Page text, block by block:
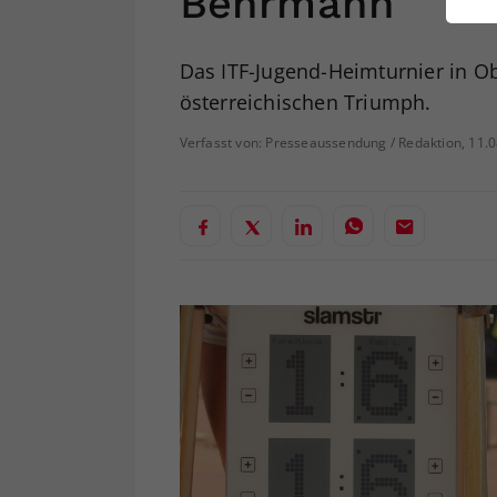
Das ITF-Jugend-Heimturnier in
österreichischen Triumph.
Verfasst von: Presseaussendung / Redaktion,